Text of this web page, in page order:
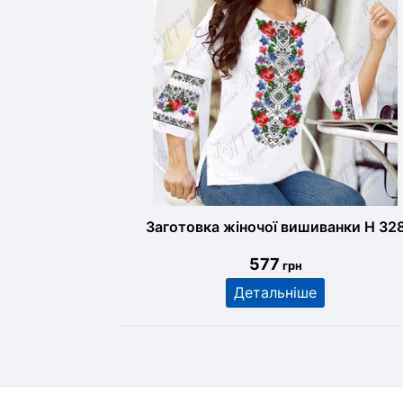
Заготовка жіночої вишиванки Н
577 грн
Детальніше